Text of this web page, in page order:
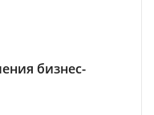
бизнес-